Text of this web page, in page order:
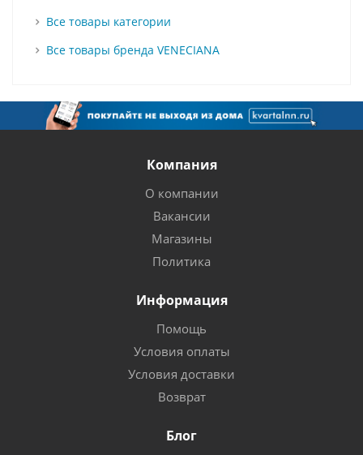
Все товары категории
Все товары бренда VENECIANA
Компания
О компании
Вакансии
Магазины
Политика
Информация
Помощь
Условия оплаты
Условия доставки
Возврат
Блог